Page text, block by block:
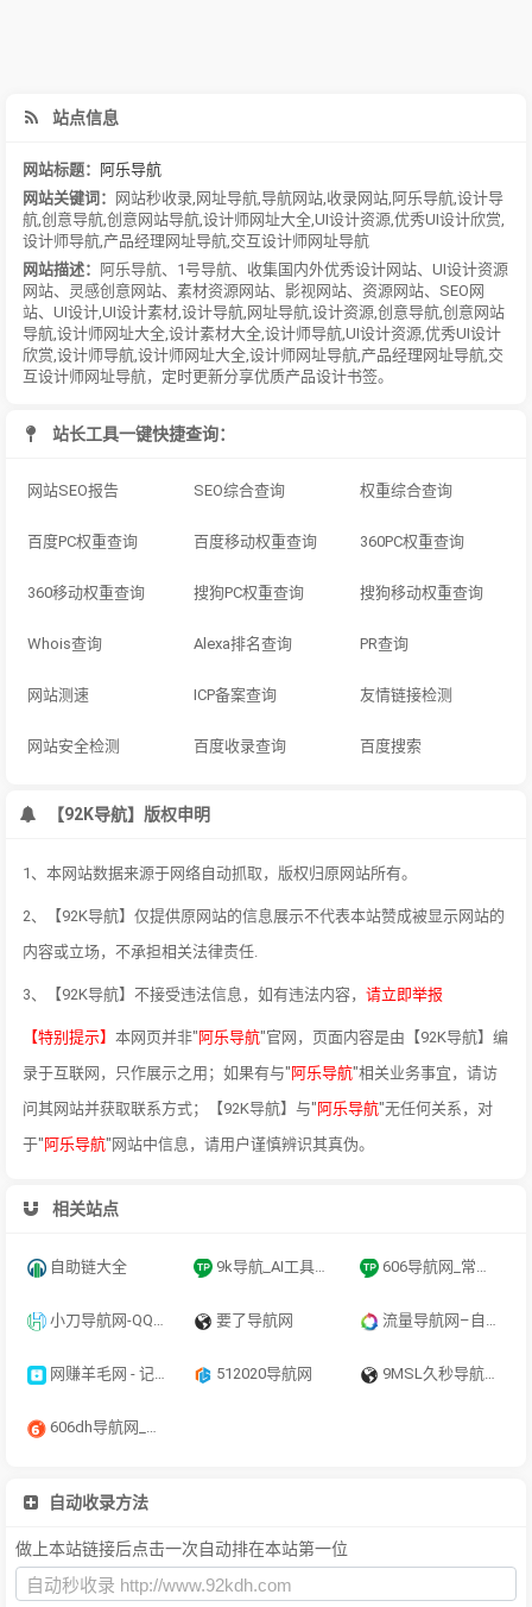
站点信息
网站标题：
阿乐导航
网站关键词：
网站秒收录 网址导航 导航网站 收录网站 阿乐导航 设计导
航 创意导航 创意网站导航 设计师网址大全 UI设计资源 优秀UI设计欣赏
设计师导航 产品经理网址导航 交互设计师网址导航
网站描述：
阿乐导航、1号导航、收集国内外优秀设计网站、UI设计资源
网站、灵感创意网站、素材资源网站、影视网站、资源网站、SEO网
站、UI设计,UI设计素材,设计导航,网址导航,设计资源,创意导航,创意网站
导航,设计师网址大全,设计素材大全,设计师导航,UI设计资源,优秀UI设计
欣赏,设计师导航,设计师网址大全,设计师网址导航,产品经理网址导航,交
互设计师网址导航，定时更新分享优质产品设计书签。
站长工具一键快捷查询：
网站SEO报告 SEO综合查询 权重综合查询
百度PC权重查询 百度移动权重查询 360PC权重查询
360移动权重查询 搜狗PC权重查询 搜狗移动权重查询
Whois查询 Alexa排名查询 PR查询
网站测速 ICP备案查询 友情链接检测
网站安全检测 百度收录查询 百度搜索
【92K导航】版权申明
1、本网站数据来源于网络自动抓取，版权归原网站所有。
2、【92K导航】仅提供原网站的信息展示不代表本站赞成被显示网站的
内容或立场，不承担相关法律责任.
3、【92K导航】不接受违法信息，如有违法内容， 请立即举报
【特别提示】 本网页并非" 阿乐导航"官网，页面内容是由【92K导航】编
录于互联网，只作展示之用；如果有与" 阿乐导航"相关业务事宜，请访
问其网站并获取联系方式；【92K导航】与" 阿乐导航"无任何关系，对
于" 阿乐导航"网站中信息，请用户谨慎辨识其真伪。
相关站点
自助链大全 9k导航_AI工具导航_程序员资源大全_硬核科技网址导航 606导航网_常用网址大全_生活服务_让上网更顺溜
小刀导航网-QQ技术导航,学习技术和找AI资源网从小刀导航网开始！ 要了导航网 流量导航网–自动收录–最懂你的导航网站
网赚羊毛网 - 记得保存哦 512020导航网 9MSL久秒导航_快速上网首页_无广告网址导航_实用网址大全
606dh导航网_常用网址大全_生活服务_让上网更顺溜
自动收录方法
做上本站链接后点击一次自动排在本站第一位